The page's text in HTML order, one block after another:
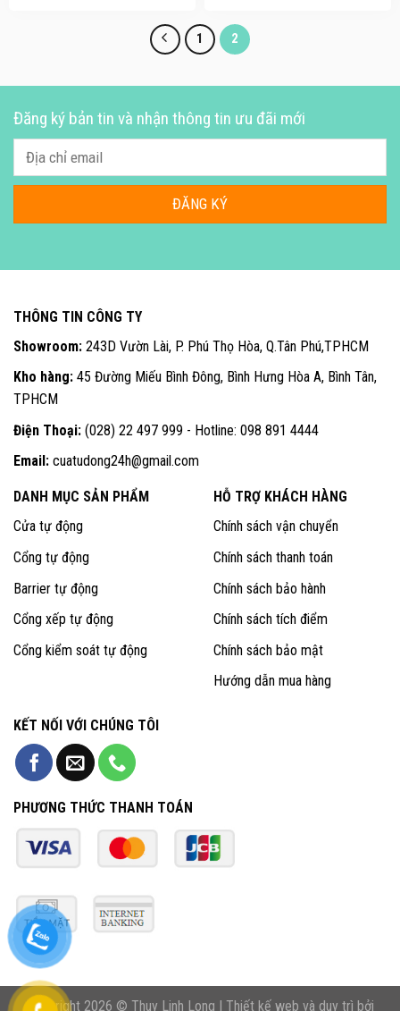
1 2
Đăng ký bản tin và nhận thông tin ưu đãi mới
THÔNG TIN CÔNG TY
Showroom: 243D Vườn Lài, P. Phú Thọ Hòa, Q.Tân Phú,TPHCM
Kho hàng: 45 Đường Miếu Bình Đông, Bình Hưng Hòa A, Bình Tân,
TPHCM
Điện Thoại: (028) 22 497 999 - Hotline: 098 891 4444
Email: cuatudong24h@gmail.com
DANH MỤC SẢN PHẨM
Cửa tự động
Cổng tự động
Barrier tự động
Cổng xếp tự động
Cổng kiểm soát tự động
HỖ TRỢ KHÁCH HÀNG
Chính sách vận chuyển
Chính sách thanh toán
Chính sách bảo hành
Chính sách tích điểm
Chính sách bảo mật
Hướng dẫn mua hàng
KẾT NỐI VỚI CHÚNG TÔI
PHƯƠNG THỨC THANH TOÁN
Copyright 2026 © Thuy Linh Long | Thiết kế web và duy trì bởi